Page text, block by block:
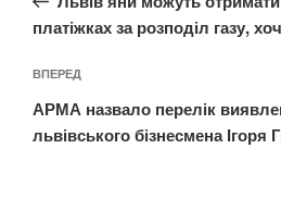
платіжках за розподіл газу,
Наступний
запис
ВПЕРЕД
АРМА назвало перелік
львівського бізнесмена Ігоря